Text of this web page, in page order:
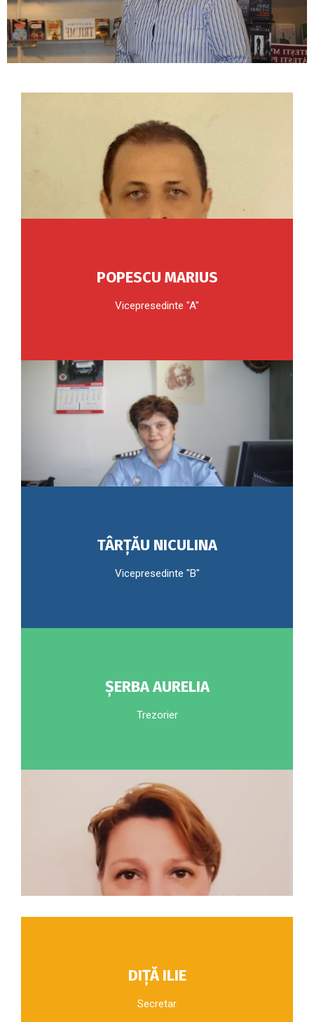
POPESCU MARIUS
Vicepresedinte "A"
TÂRȚĂU NICULINA
Vicepresedinte "B"
ȘERBA AURELIA
Trezorier
DIȚĂ ILIE
Secretar